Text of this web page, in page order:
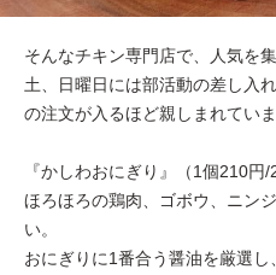
そんなチキン専門店で、人気を
土、日曜日には部活動の差し入
の注文が入るほど親しまれていま
『かしわおにぎり』（1個210円/
ほろほろの鶏肉、ゴボウ、ニン
い。
おにぎりに1番合う醤油を厳選